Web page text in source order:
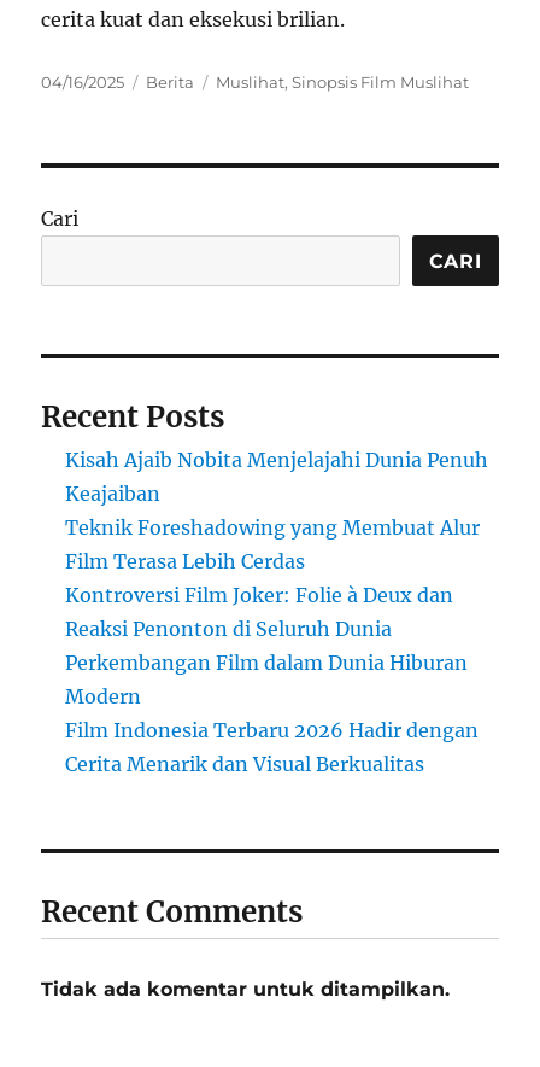
cerita kuat dan eksekusi brilian.
Posted
04/16/2025 Categories
Berita Tags
Muslihat,Sinopsis Film Muslihat
Cari
CARI
Recent Posts
Kisah Ajaib Nobita Menjelajahi Dunia Penuh
Keajaiban
Teknik Foreshadowing yang Membuat Alur
Film Terasa Lebih Cerdas
Kontroversi Film Joker: Folie à Deux dan
Reaksi Penonton di Seluruh Dunia
Perkembangan Film dalam Dunia Hiburan
Modern
Film Indonesia Terbaru 2026 Hadir dengan
Cerita Menarik dan Visual Berkualitas
Recent Comments
Tidak ada komentar untuk ditampilkan.